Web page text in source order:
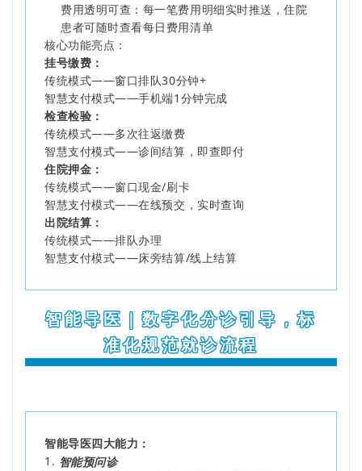
费用透明可查：每一笔费用明细实时推送，住院
患者可随时查看每日费用清单
核心功能亮点：
挂号缴费 ：
传统模式——窗口排队30分钟+
智慧支付模式——手机端1分钟完成
检查检验：
传统模式——多次往返缴费
智慧支付模式——诊间结算，即查即付
住院押金：
传统模式——窗口现金/刷卡
智慧支付模式——在线预交，实时查询
出院结算：
传统模式——排队办理
智慧支付模式——床旁结算/线上结算
智能导医｜数字化分诊引导，标
准化规范就诊流程
智能导医四大能力：
1. 智能预问诊